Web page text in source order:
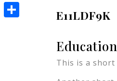
E11LDF9K
This is a
Odnoklassniki